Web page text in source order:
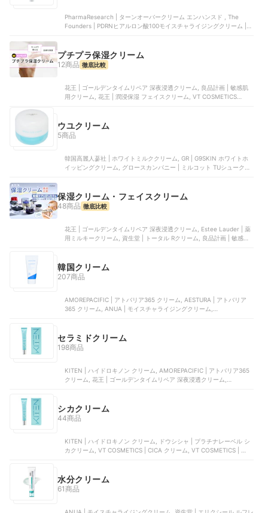
PharmaResearch | ターンオーバークリーム エンハンスド , The
Founders | PDRNヒアルロン酸100モイスチャライジングクリーム |
プチプラ保湿クリーム
12商品 徹底比較
花王 | ゴールデンタイムリペア 深夜浸透クリーム, 良品計画 | 敏感肌
用クリーム, 花王 | 潤浸保湿 フェイスクリーム, VT COSMETICS
ウユクリーム
5商品
韓国高麗人蔘社 | ホワイトミルククリーム, GR | G9SKIN ホワイトホ
イッピングクリーム, グロースカンパニー | ミルコット TUシュークリ
保湿クリーム・フェイスクリーム
48商品 徹底比較
花王 | ゴールデンタイムリペア 深夜浸透クリーム, Estee Lauder | 薬
用ミルキークリーム, 資生堂 | トータル Rクリーム, 良品計画 | 敏感肌
韓国クリーム
207商品
AMOREPACIFIC | アトバリア365 クリーム, AESTURA | アトバリア
365 クリーム, ANUA | モイスチャライジングクリーム,
セラミドクリーム
198商品
KITEN | ハイドロキノン クリーム, AMOREPACIFIC | アトバリア365
クリーム, 花王 | ゴールデンタイムリペア 深夜浸透クリーム,
シカクリーム
44商品
KITEN | ハイドロキノン クリーム, ドウシシャ | プラチナレーベル シ
カクリーム, VT COSMETICS | CICA クリーム, VT COSMETICS | シカ
水分クリーム
61商品